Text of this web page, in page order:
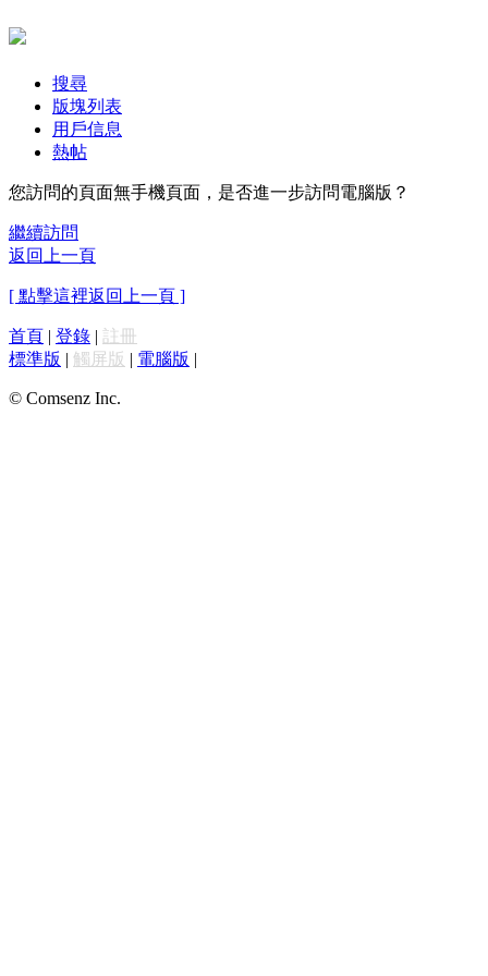
搜尋
版塊列表
用戶信息
熱帖
您訪問的頁面無手機頁面，是否進一步訪問電腦版？
繼續訪問
返回上一頁
[ 點擊這裡返回上一頁 ]
首頁 | 登錄 | 註冊
標準版 | 觸屏版 | 電腦版 |
© Comsenz Inc.